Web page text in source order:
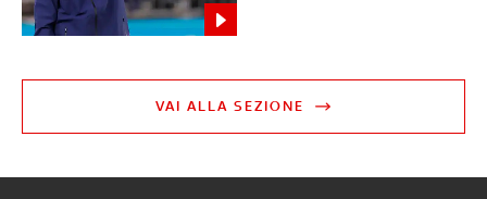
VAI ALLA SEZIONE